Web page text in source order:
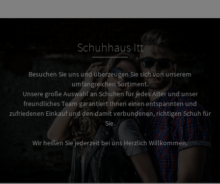
Schuhhaus Itt
Besuchen Sie uns und überzeugen Sie sich von unserem
umfangreichen Sortiment.
Unsere große Auswahl an Schuhen für jedes Alter und unser
freundliches Team garantiert Ihnen einen entspannten und
zufriedenen Einkauf und den damit verbundenen, richtigen Schuh für
Sie.
Wir heißen Sie jederzeit bei uns Herzlich Willkommen.